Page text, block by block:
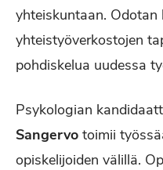
yhteiskuntaan. Odotan
yhteistyöverkostojen
pohdiskelua uudessa
Psykologian
Sangervo toimii
opiskelijoiden välillä.